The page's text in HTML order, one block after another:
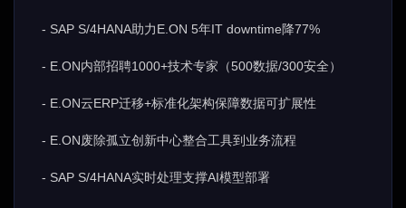
- SAP S/4HANA助力E.ON 5年IT downtime降77%
- E.ON内部招聘1000+技术专家（500数据/300安全）
- E.ON云ERP迁移+标准化架构保障数据可扩展性
- E.ON废除孤立创新中心整合工具到业务流程
- SAP S/4HANA实时处理支撑AI模型部署